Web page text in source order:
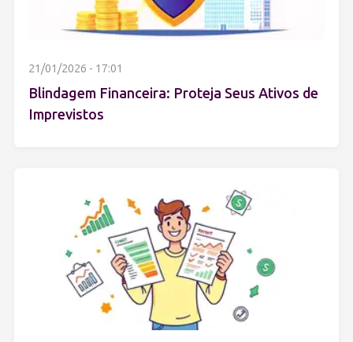
21/01/2026 - 17:01
Blindagem Financeira: Proteja Seus Ativos de
Imprevistos